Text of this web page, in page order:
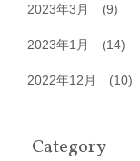
2023年3月 (9)
2023年1月 (14)
2022年12月 (10)
Category